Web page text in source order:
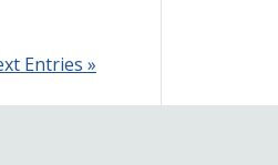
Entries »